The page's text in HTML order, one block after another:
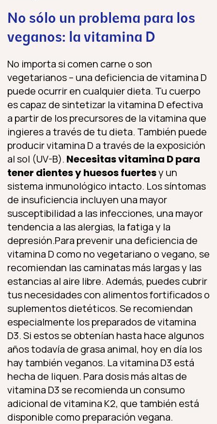
No sólo un problema para los
veganos: la vitamina D
No importa si comen carne o son
vegetarianos – una deficiencia de vitamina D
puede ocurrir en cualquier dieta. Tu cuerpo
es capaz de sintetizar la vitamina D efectiva
a partir de los precursores de la vitamina que
ingieres a través de tu dieta. También puede
producir vitamina D a través de la exposición
al sol (UV-B). Necesitas vitamina D para
tener dientes y huesos fuertesy un
sistema inmunológico intacto. Los síntomas
de insuficiencia incluyen una mayor
susceptibilidad a las infecciones, una mayor
tendencia a las alergias, la fatiga y la
depresión.Para prevenir una deficiencia de
vitamina D como no vegetariano o vegano, se
recomiendan las caminatas más largas y las
estancias al aire libre. Además, puedes cubrir
tus necesidades con alimentos fortificados o
suplementos dietéticos. Se recomiendan
especialmente los preparados de vitamina
D3. Si estos se obtenían hasta hace algunos
años todavía de grasa animal, hoy en día los
hay también veganos. La vitamina D3 está
hecha de liquen. Para dosis más altas de
vitamina D3 se recomienda un consumo
adicional de vitamina K2, que también está
disponible como preparación vegana.